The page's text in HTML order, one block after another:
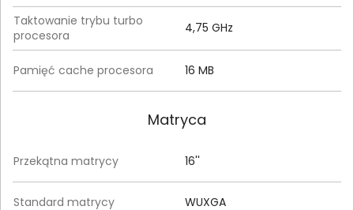
Taktowanie trybu turbo
procesora
4,75 GHz
Pamięć cache procesora 16 MB
Matryca
Przekątna matrycy 16''
Standard matrycy WUXGA